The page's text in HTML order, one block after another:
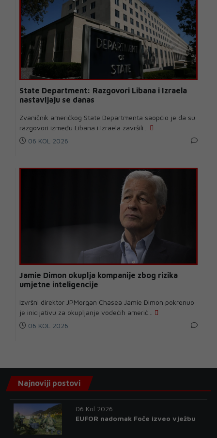
State Department: Razgovori Libana i Izraela
nastavljaju se danas
Zvaničnik američkog State Departmenta saopćio je da su
razgovori između Libana i Izraela završili...
06 KOL 2026
Jamie Dimon okuplja kompanije zbog rizika
umjetne inteligencije
Izvršni direktor JPMorgan Chasea Jamie Dimon pokrenuo
je inicijativu za okupljanje vodećih američ...
06 KOL 2026
Najnoviji postovi
06 Kol 2026
EUFOR nadomak Foče izveo vježbu